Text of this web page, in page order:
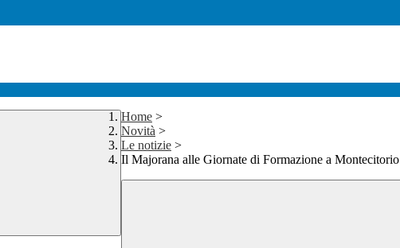
Home >
Novità >
Le notizie >
Il Majorana alle Giornate di Formazione a Montecitorio